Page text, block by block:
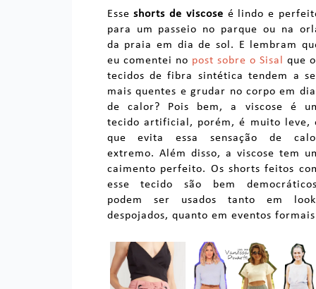
Esseshorts de viscose é lindo e
para um passeio no parque ou na
da praia em dia de sol. E lembram
eu comentei no post sobre o Sisal que
tecidos de fibra sintética tendem a
mais quentes e grudar no corpo em
de calor? Pois bem, a viscose é
tecido artificial, porém, é muito leve,
que evita essa sensação de
extremo. Além disso, a viscose tem
caimento perfeito. Os shorts feitos
esse tecido são bem
podem ser usados tanto em
despojados, quanto em eventos